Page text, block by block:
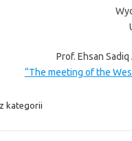
Prof. Ehsan
“The meeting of the
kategorii